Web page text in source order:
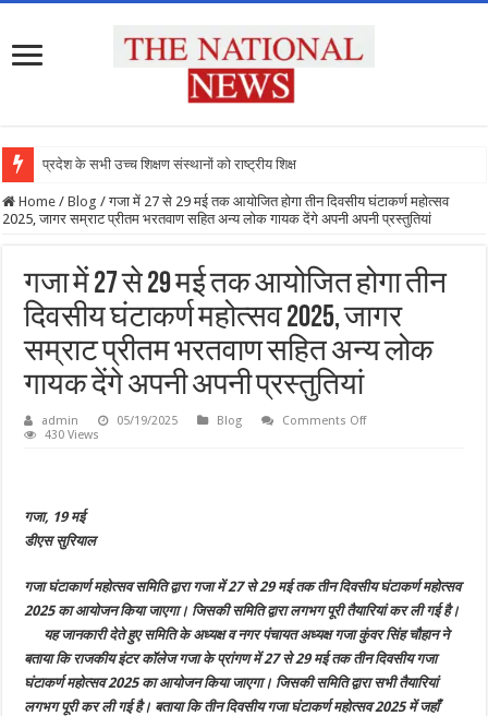
प्रदेश के सभी उच्च शिक्षण संस्थानों को राष्ट्रीय शिक्षा नीत
Home / Blog / गजा में 27 से 29 मई तक आयोजित होगा तीन दिवसीय घंटाकर्ण महोत्सव
2025, जागर सम्राट प्रीतम भरतवाण सहित अन्य लोक गायक देंगे अपनी अपनी प्रस्तुतियां
गजा में 27 से 29 मई तक आयोजित होगा तीन
दिवसीय घंटाकर्ण महोत्सव 2025, जागर
सम्राट प्रीतम भरतवाण सहित अन्य लोक
गायक देंगे अपनी अपनी प्रस्तुतियां
admin 05/19/2025 Blog Comments Offon
दिवसीय
घंटाकर्ण
महोत्सव
2025,
जागर
सम्राट
प्रीतम
भरतवाण
सहित
अन्य
430 Views
गजा, 19 मई
डीएस सुरियाल
गजा घंटाकार्ण महोत्सव समिति द्वारा गजा में 27 से 29 मई तक तीन दिवसीय घंटाकर्ण महोत्सव
2025 का आयोजन किया जाएगा। जिसकी समिति द्वारा लगभग पूरी तैयारियां कर ली गई है।
यह जानकारी देते हुए समिति के अध्यक्ष व नगर पंचायत अध्यक्ष गजा कुंवर सिंह चौहान ने
बताया कि राजकीय इंटर कॉलेज गजा के प्रांगण में 27 से 29 मई तक तीन दिवसीय गजा
घंटाकर्ण महोत्सव 2025 का आयोजन किया जाएगा। जिसकी समिति द्वारा सभी तैयारियां
लगभग पूरी कर ली गई है। बताया कि तीन दिवसीय गजा घंटाकर्ण महोत्सव 2025 में जहाँ